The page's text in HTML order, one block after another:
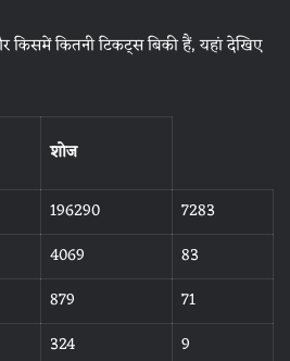
किसमें कितनी टिकट्स बिकी हैं, यहां देखिए
शोज
196290
7283
4069
83
879
71
324
9